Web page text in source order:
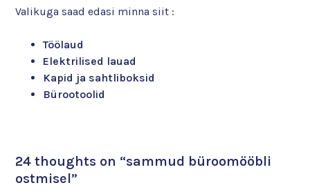
Valikuga saad edasi minna siit :
Töölaud
Elektrilised lauad
Kapid ja sahtliboksid
Bürootoolid
24 thoughts on “sammud büroomööbli
ostmisel”